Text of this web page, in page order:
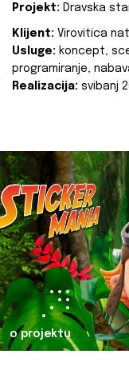
Projekt: Dravska
Klijent: Virovitica
Usluge: koncept,
programiranje,
Realizacija: svibanj
o projektu